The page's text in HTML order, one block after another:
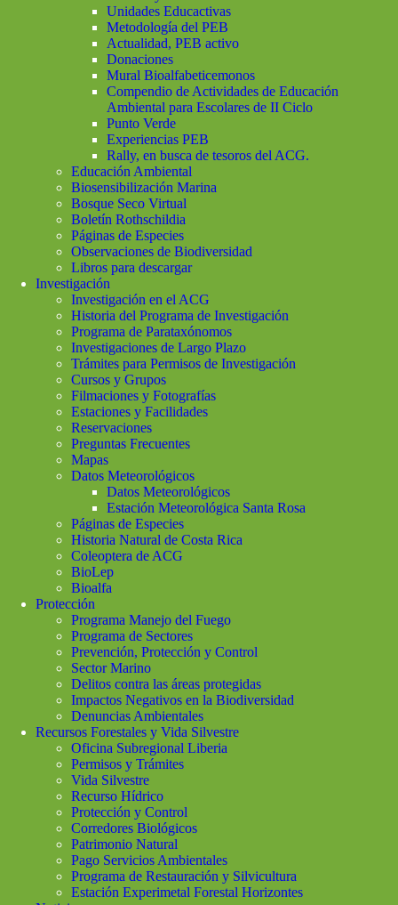
Unidades Educactivas
Metodología del PEB
Actualidad, PEB activo
Donaciones
Mural Bioalfabeticemonos
Compendio de Actividades de Educación
Ambiental para Escolares de II Ciclo
Punto Verde
Experiencias PEB
Rally, en busca de tesoros del ACG.
Educación Ambiental
Biosensibilización Marina
Bosque Seco Virtual
Boletín Rothschildia
Páginas de Especies
Observaciones de Biodiversidad
Libros para descargar
Investigación
Investigación en el ACG
Historia del Programa de Investigación
Programa de Parataxónomos
Investigaciones de Largo Plazo
Trámites para Permisos de Investigación
Cursos y Grupos
Filmaciones y Fotografías
Estaciones y Facilidades
Reservaciones
Preguntas Frecuentes
Mapas
Datos Meteorológicos
Datos Meteorológicos
Estación Meteorológica Santa Rosa
Páginas de Especies
Historia Natural de Costa Rica
Coleoptera de ACG
BioLep
Bioalfa
Protección
Programa Manejo del Fuego
Programa de Sectores
Prevención, Protección y Control
Sector Marino
Delitos contra las áreas protegidas
Impactos Negativos en la Biodiversidad
Denuncias Ambientales
Recursos Forestales y Vida Silvestre
Oficina Subregional Liberia
Permisos y Trámites
Vida Silvestre
Recurso Hídrico
Protección y Control
Corredores Biológicos
Patrimonio Natural
Pago Servicios Ambientales
Programa de Restauración y Silvicultura
Estación Experimetal Forestal Horizontes